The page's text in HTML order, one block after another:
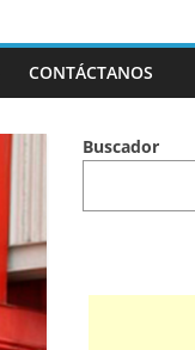
CONTÁCTANOS
Buscador